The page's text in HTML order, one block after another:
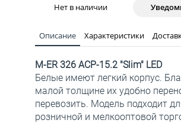
Нет в наличии
Описание Характеристики
M-ER 326 ACP-15.2 "Slim" LED
Белые имеют легкий корпус.
малой толщине их удобно
перевозить. Модель подходит
розничной и мелкооптовой